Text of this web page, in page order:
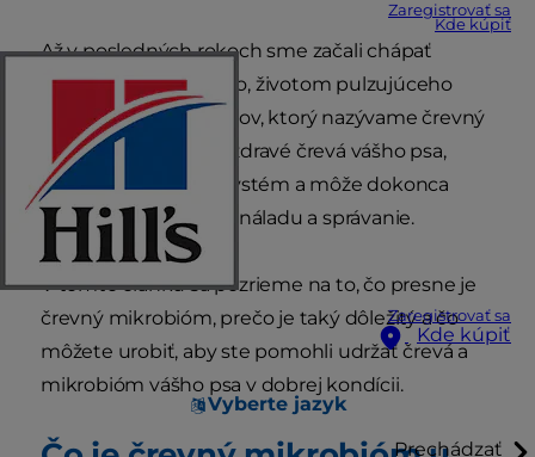
Zaregistrovať sa
Kde kúpiť
Zaregistrovať sa
Kde kúpiť
Vyberte jazyk
Prechádzať
Až v posledných rokoch sme začali chápať
význam tohto malého, životom pulzujúceho
sveta mikroorganizmov, ktorý nazývame črevný
mikrobióm. Udržuje zdravé črevá vášho psa,
posilňuje imunitný systém a môže dokonca
ovplyvňovať obezitu, náladu a správanie.
V tomto článku sa pozrieme na to, čo presne je
črevný mikrobióm, prečo je taký dôležitý a čo
môžete urobiť, aby ste pomohli udržať črevá a
mikrobióm vášho psa v dobrej kondícii.